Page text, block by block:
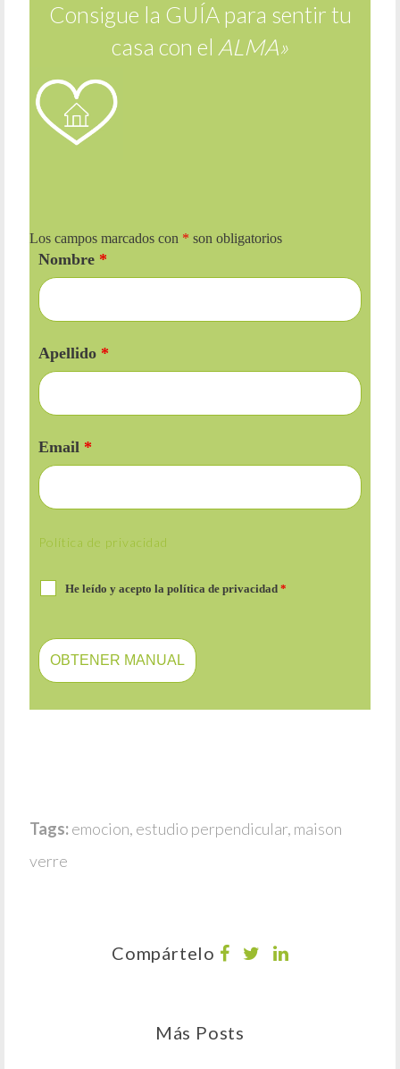
Consigue la GUÍA para sentir tu
casa con el ALMA»
Los campos marcados con * son obligatorios
Nombre *
Apellido *
Email *
Política de privacidad
He leído y acepto la política de privacidad*
Tags:emocion, estudio perpendicular, maison
verre
Compártelo
Más Posts